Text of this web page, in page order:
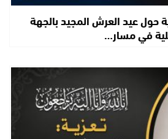
حول عيد العرش المجيد بالجهة
في مسار…